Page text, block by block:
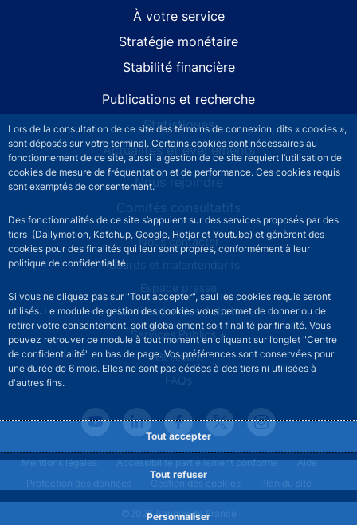
Lors de la consultation de ce site des témoins de connexion, dits « cookies »,
sont déposés sur votre terminal. Certains cookies sont nécessaires au
fonctionnement de ce site, aussi la gestion de ce site requiert l’utilisation de
cookies de mesure de fréquentation et de performance. Ces cookies requis
sont exemptés de consentement.
Des fonctionnalités de ce site s’appuient sur des services proposés par des
tiers (Dailymotion, Katchup, Google, Hotjar et Youtube) et génèrent des
cookies pour des finalités qui leur sont propres, conformément à leur
politique de confidentialité.
Si vous ne cliquez pas sur "Tout accepter", seul les cookies requis seront
utilisés. Le module de gestion des cookies vous permet de donner ou de
retirer votre consentement, soit globalement soit finalité par finalité. Vous
pouvez retrouver ce module à tout moment en cliquant sur l’onglet "Centre
de confidentialité" en bas de page. Vos préférences sont conservées pour
une durée de 6 mois. Elles ne sont pas cédées à des tiers ni utilisées à
d'autres fins.
Tout accepter
Tout refuser
Personnaliser
À votre service
Stratégie monétaire
Stabilité financière
Publications et recherche
Statistiques
Actualités et événements
Nous rejoindre
Comités consultatifs
Footer secondary menuNous contacter
Sourds et malentendants
Espace presse
La direction des Achats
Services Publics +
Glossaire
FAQs
©2026 Banque de France
Footer legal notice menu
Mentions légales Accessibilité partiellement conforme
Aide
Protection des données
Gestion des cookies Plan du site